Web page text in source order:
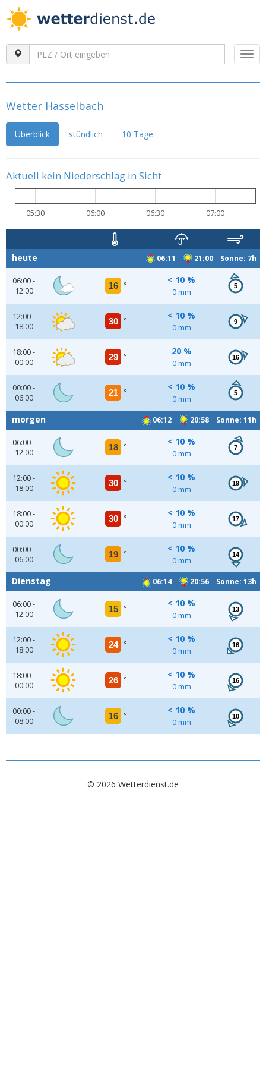
Wetter Hasselbach
Überblick stündlich 10 Tage
Aktuell kein Niederschlag in Sicht
05:30 06:00 06:30 07:00
06:11 21:00 Sonne: 7h
heute
06:00 -
12:00
16 °
< 10 %
0 mm
5
12:00 -
18:00
30 °
< 10 %
0 mm
9
18:00 -
00:00
29 °
20 %
0 mm
16
00:00 -
06:00
21 °
< 10 %
0 mm
5
06:12 20:58 Sonne: 11h
morgen
06:00 -
12:00
18 °
< 10 %
0 mm
7
12:00 -
18:00
30 °
< 10 %
0 mm
19
18:00 -
00:00
30 °
< 10 %
0 mm
17
00:00 -
06:00
19 °
< 10 %
0 mm
14
06:14 20:56 Sonne: 13h
Dienstag
06:00 -
12:00
15 °
< 10 %
0 mm
13
12:00 -
18:00
24 °
< 10 %
0 mm
16
18:00 -
00:00
26 °
< 10 %
0 mm
16
00:00 -
08:00
16 °
< 10 %
0 mm
10
© 2026 Wetterdienst.de